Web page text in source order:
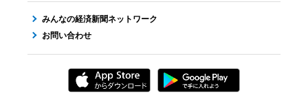
みんなの経済新聞ネットワーク
お問い合わせ